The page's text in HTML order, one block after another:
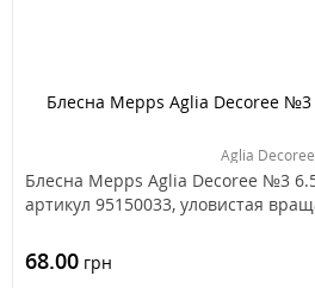
Блесна Mepps Aglia Decoree №3
Aglia Decoree
Блесна Mepps Aglia Decoree №3
артикул 95150033, уловистая
68.00 грн